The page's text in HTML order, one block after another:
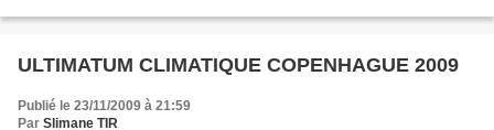
ULTIMATUM CLIMATIQUE COPENHAGUE 2009
Publié le 23/11/2009 à 21:59
Par Slimane TIR